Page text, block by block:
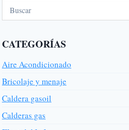
CATEGORÍAS
Aire Acondicionado
Bricolaje y menaje
Caldera gasoil
Calderas gas